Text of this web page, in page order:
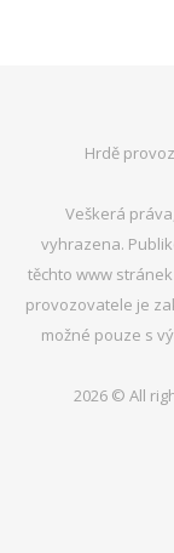
Hrdě
Veškerá
vyhrazena.
těchto www
provozovatele je
možné pouze s
2026 © All